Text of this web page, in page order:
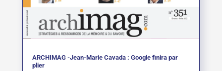
ARCHIMAG -Jean-Marie Cavada : Google finira par
plier